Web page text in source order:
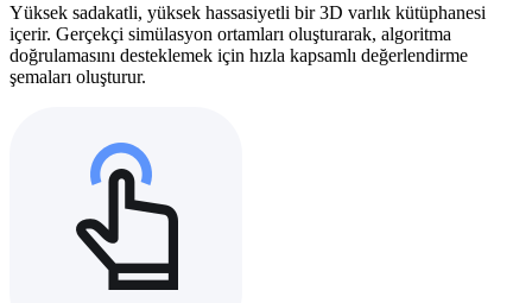
Yüksek sadakatli, yüksek hassasiyetli bir 3D varlık kütüphanesi
içerir. Gerçekçi simülasyon ortamları oluşturarak, algoritma
doğrulamasını desteklemek için hızla kapsamlı değerlendirme
şemaları oluşturur.